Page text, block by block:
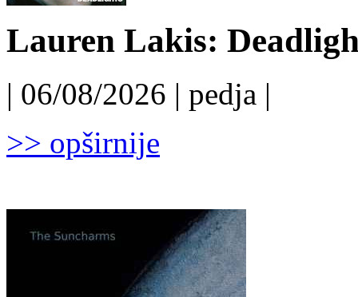
Lauren Lakis:
| 06/08/2026 | pedja |
>> opširnije